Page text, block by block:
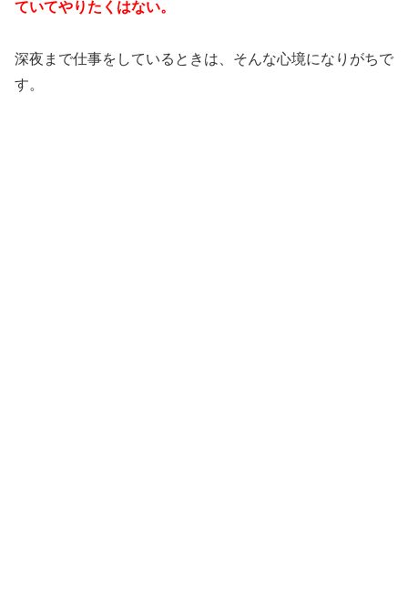
ていてやりたくはない。
深夜まで仕事をしているときは、そんな心境になりがちで
す。